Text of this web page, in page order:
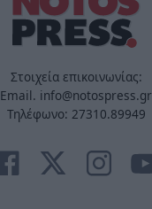
Στοιχεία επικοινωνίας:
Email. info@notospress.gr
Τηλέφωνο: 27310.89949